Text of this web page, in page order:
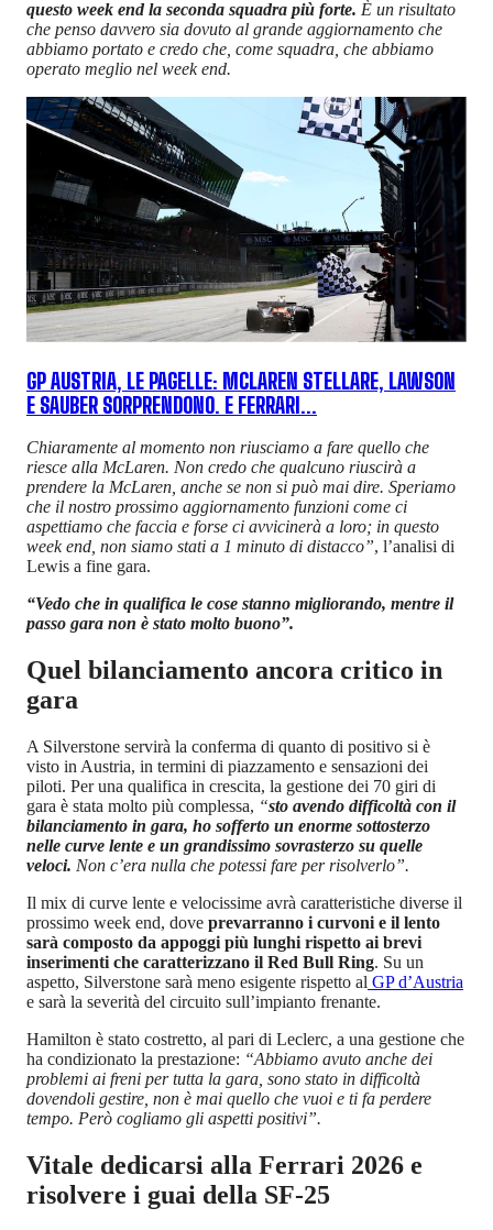
questo week end la seconda squadra più forte. È un risultato
che penso davvero sia dovuto al grande aggiornamento che
abbiamo portato e credo che, come squadra, che abbiamo
operato meglio nel week end.
GP AUSTRIA, LE PAGELLE: MCLAREN STELLARE, LAWSON
E SAUBER SORPRENDONO. E FERRARI...
Chiaramente al momento non riusciamo a fare quello che
riesce alla McLaren. Non credo che qualcuno riuscirà a
prendere la McLaren, anche se non si può mai dire. Speriamo
che il nostro prossimo aggiornamento funzioni come ci
aspettiamo che faccia e forse ci avvicinerà a loro; in questo
week end, non siamo stati a 1 minuto di distacco”, l’analisi di
Lewis a fine gara.
“Vedo che in qualifica le cose stanno migliorando, mentre il
passo gara non è stato molto buono”.
Quel bilanciamento ancora critico in
gara
A Silverstone servirà la conferma di quanto di positivo si è
visto in Austria, in termini di piazzamento e sensazioni dei
piloti. Per una qualifica in crescita, la gestione dei 70 giri di
gara è stata molto più complessa, “sto avendo difficoltà con il
bilanciamento in gara, ho sofferto un enorme sottosterzo
nelle curve lente e un grandissimo sovrasterzo su quelle
veloci. Non c’era nulla che potessi fare per risolverlo”.
Il mix di curve lente e velocissime avrà caratteristiche diverse il
prossimo week end, dove prevarranno i curvoni e il lento
sarà composto da appoggi più lunghi rispetto ai brevi
inserimenti che caratterizzano il Red Bull Ring. Su un
aspetto, Silverstone sarà meno esigente rispetto al GP d’Austria
e sarà la severità del circuito sull’impianto frenante.
Hamilton è stato costretto, al pari di Leclerc, a una gestione che
ha condizionato la prestazione: “Abbiamo avuto anche dei
problemi ai freni per tutta la gara, sono stato in difficoltà
dovendoli gestire, non è mai quello che vuoi e ti fa perdere
tempo. Però cogliamo gli aspetti positivi”.
Vitale dedicarsi alla Ferrari 2026 e
risolvere i guai della SF-25